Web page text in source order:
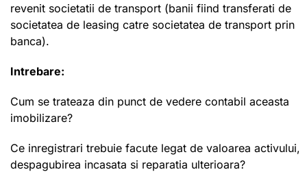
revenit societatii de transport (banii fiind transferati de
societatea de leasing catre societatea de transport prin
banca).
Intrebare:
Cum se trateaza din punct de vedere contabil aceasta
imobilizare?
Ce inregistrari trebuie facute legat de valoarea activului,
despagubirea incasata si reparatia ulterioara?